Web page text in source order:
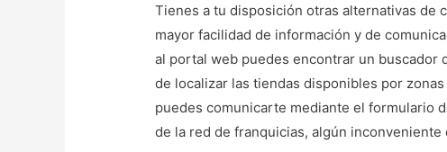
Tienes a tu disposición otras alternativas de
mayor facilidad de información y de
al portal web puedes encontrar un buscador
de localizar las tiendas disponibles por
puedes comunicarte mediante el formulario
de la red de franquicias, algún